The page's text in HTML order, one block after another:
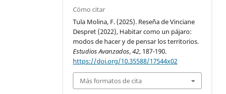
Cómo citar
Tula Molina, F. (2025). Reseña de Vinciane
Despret (2022), Habitar como un pájaro:
modos de hacer y de pensar los territorios.
Estudios Avanzados,42, 187-190.
https://doi.org/10.35588/17544x02
Más formatos de cita